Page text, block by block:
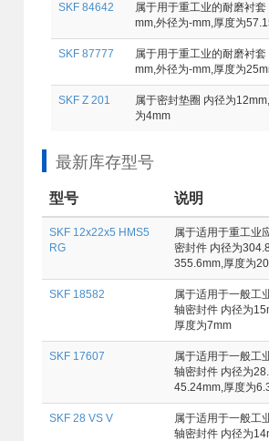
SKF 84642
属于用于重工业的耐磨衬
mm,外径为-mm,厚度为
SKF 87777
属于用于重工业的耐磨衬
mm,外径为-mm,厚度为
SKF Z 201
属于密封垫圈 内径为
为4mm
最新库存型号
型号 说明
SKF 12x22x5 HMS5
RG
属于适用于重工业
密封件 内径为
355.6mm,厚度为
SKF 18582
属于适用于一般工
轴密封件 内径为
厚度为7mm
SKF 17607
属于适用于一般工
轴密封件 内径为
45.24mm,厚度为
SKF 28 VS V
属于适用于一般工
轴密封件 内径为